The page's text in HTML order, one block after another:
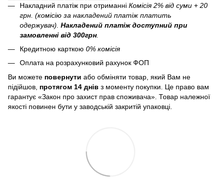
Накладний платіж при отриманні Комісія 2% від суми + 20
грн. (комісію за накладений платіж платить
одержувач). Накладений платіж доступний при
замовленні від 300грн
Кредитною карткою 0% комісія
Оплата на розрахунковий рахунок ФОП
Ви можете повернути або обміняти товар, який Вам не
підійшов, протягом 14 днів з моменту покупки. Це право вам
гарантує «Закон про захист прав споживача». Товар належної
якості повинен бути у заводській закритій упаковці.